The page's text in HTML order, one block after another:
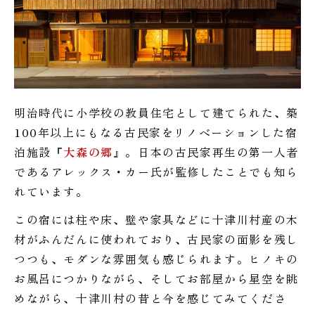
明治時代に小学校の教員住宅として建てられた、築
100年以上にもなる古民家をリノベーションした宿
泊施設『大森の郷 』。日本の古民家再生の第一人者
であるアレックス・カー氏が監修したことでも知ら
れています。
この宿には柱や床、壁や家具などに十津川村産の木
材がふんだんに使われており、古民家の面影を残し
つつも、モダンな雰囲気も感じられます。ヒノキの
お風呂につかりながら、そしてお部屋から星空を眺
めながら、十津川村の昔と今を感じてみてくださ